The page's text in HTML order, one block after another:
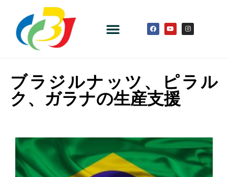
ブラジルナッツ、ピラル
ク、ガラナの生産支援